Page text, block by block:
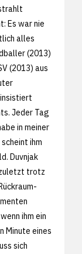
Es war nie
alles
(2013)
(2013) aus
Jeder Tag
in meiner
ihm
Duvnjak
trotz
ihm ein
Minute eines
sich